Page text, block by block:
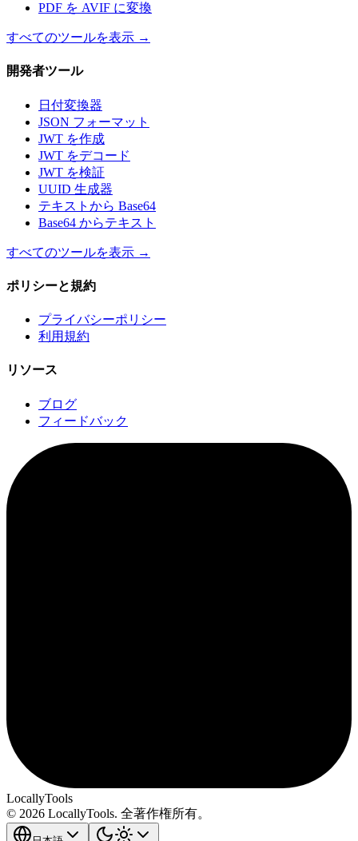
PDF を AVIF に変換
すべてのツールを表示 →
開発者ツール
日付変換器
JSON フォーマット
JWT を作成
JWT をデコード
JWT を検証
UUID 生成器
テキストから Base64
Base64 からテキスト
すべてのツールを表示 →
ポリシーと規約
プライバシーポリシー
利用規約
リソース
ブログ
フィードバック
LocallyTools
© 2026 LocallyTools. 全著作権所有。